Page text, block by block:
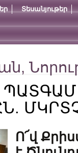
Տեսանյութեր
,
Ո՜վ